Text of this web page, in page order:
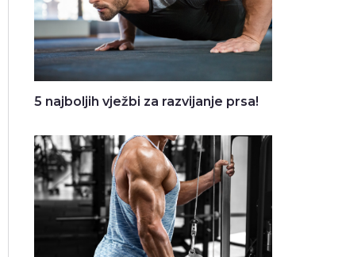
5 najboljih vježbi za razvijanje prsa!